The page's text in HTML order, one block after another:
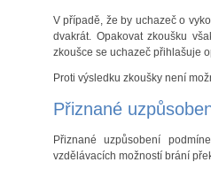
V případě, že by uchazeč o
dvakrát. Opakovat zkoušku
zkoušce se uchazeč přihlašuje
Proti výsledku zkoušky není
Přiznané
Přiznané uzpůsobení
vzdělávacích možností brání